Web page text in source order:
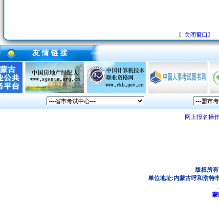
〖 关闭窗口 〗
友 情 链 接
网上报名操
版权所
单位地址:内蒙古呼和浩特